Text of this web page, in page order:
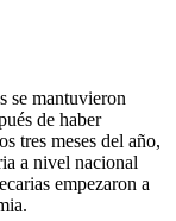
se mantuvieron
de haber
tres meses del año,
a nivel nacional
empezaron a